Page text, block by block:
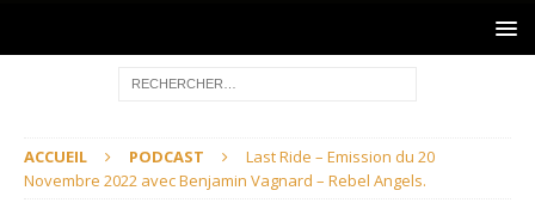
ACCUEIL PODCAST
Last Ride – Emission du 20
Novembre 2022 avec Benjamin Vagnard – Rebel Angels.